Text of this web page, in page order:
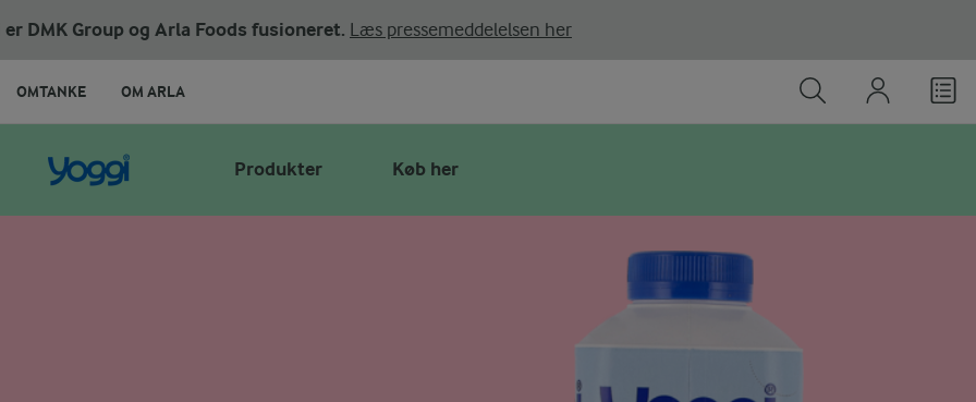
er DMK Group og Arla Foods fusioneret. Læs pressemeddelelsen her
OMTANKE OM ARLA
Produkter Køb her